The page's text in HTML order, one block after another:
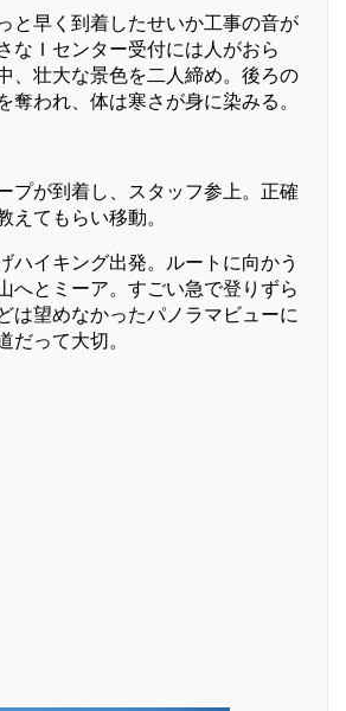
と早く到着したせいか工事の音が
なＩセンター受付には人がおら
、壮大な景色を二人締め。後ろの
奪われ、体は寒さが身に染みる。
プが到着し、スタッフ参上。正確
えてもらい移動。
ハイキング出発。ルートに向かう
へとミーア。すごい急で登りずら
は望めなかったパノラマビューに
って大切。